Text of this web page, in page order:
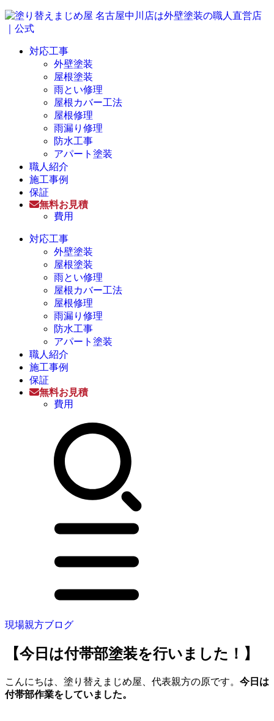
対応工事
外壁塗装
屋根塗装
雨とい修理
屋根カバー工法
屋根修理
雨漏り修理
防水工事
アパート塗装
職人紹介
施工事例
保証
無料お見積
費用
対応工事
外壁塗装
屋根塗装
雨とい修理
屋根カバー工法
屋根修理
雨漏り修理
防水工事
アパート塗装
職人紹介
施工事例
保証
無料お見積
費用
現場親方ブログ
【今日は付帯部塗装を行いました！】
こんにちは、塗り替えまじめ屋、代表親方の原です。 今日は
付帯部作業をしていました。